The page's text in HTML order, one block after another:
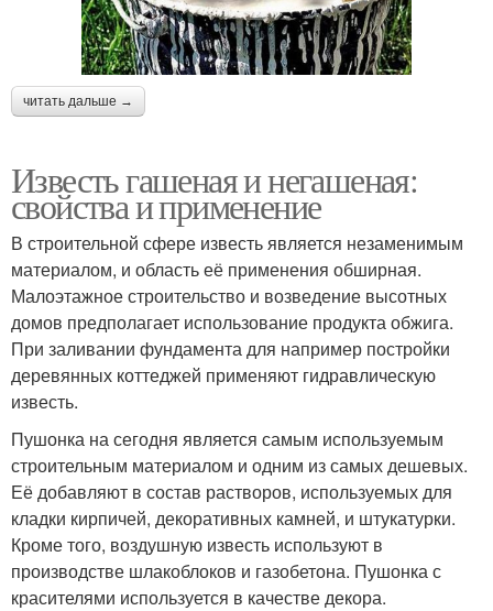
читать дальше →
Известь гашеная и негашеная:
свойства и применение
В строительной сфере известь является незаменимым
материалом, и область её применения обширная.
Малоэтажное строительство и возведение высотных
домов предполагает использование продукта обжига.
При заливании фундамента для например постройки
деревянных коттеджей применяют гидравлическую
известь.
Пушонка на сегодня является самым используемым
строительным материалом и одним из самых дешевых.
Её добавляют в состав растворов, используемых для
кладки кирпичей, декоративных камней, и штукатурки.
Кроме того, воздушную известь используют в
производстве шлакоблоков и газобетона. Пушонка с
красителями используется в качестве декора.